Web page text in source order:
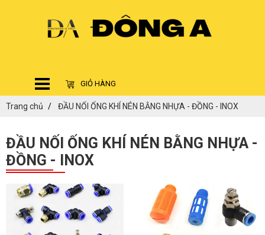
GIỎ HÀNG
Trang chủ ĐẦU NỐI ỐNG KHÍ NÉN BẰNG NHỰA - ĐỒNG - INOX
ĐẦU NỐI ỐNG KHÍ NÉN BẰNG NHỰA -
ĐỒNG - INOX
ĐĂNG KÝ TƯ VẤN